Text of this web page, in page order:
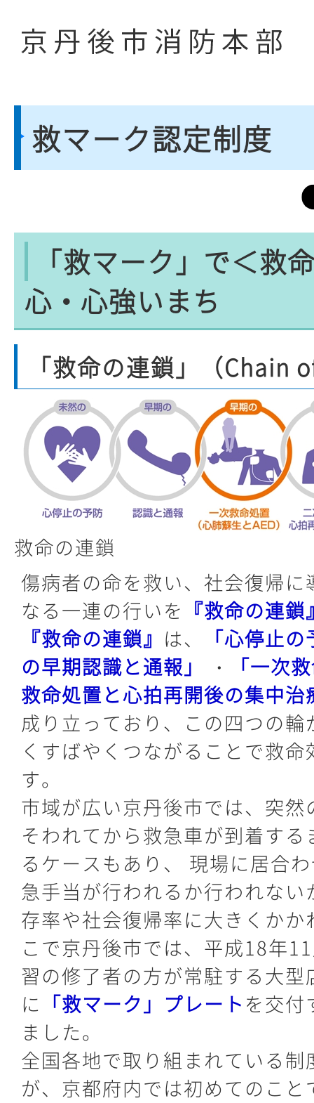
救マーク認定制度
「救マーク」で＜救
心・心強いまち
「救命の連鎖」（Chain
救命の連鎖
傷病者の命を救い、社会復帰
なる一連の行いを 『救命の連鎖
『救命の連鎖』 は、
「心停止
の早期認識と通報」
・
「一次
救命処置と心拍再開後の集中治
成り立っており、この四つの
くすばやくつながることで救
す。
市域が広い京丹後市では、突
そわれてから救急車が到着す
るケースもあり、 現場に居合
急手当が行われるか行われな
存率や社会復帰率に大きくか
こで京丹後市では、平成18年
習の修了者の方が常駐する大
に 「救マーク」プレートを交付
ました。
全国各地で取り組まれている
が、京都府内では初めてのこと